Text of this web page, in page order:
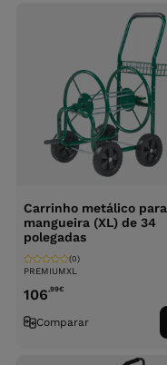
Carrinho metálico para
mangueira (XL) de 34
polegadas
PREMIUMXL
(0)
106,99€
Comparar